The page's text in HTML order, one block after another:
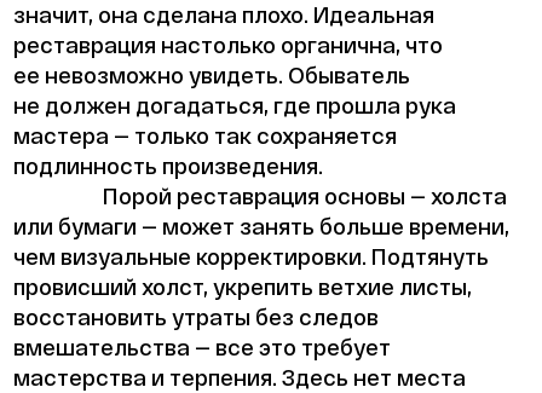
значит, она сделана плохо. Идеальная
реставрация настолько органична, что
ее невозможно увидеть. Обыватель
не должен догадаться, где прошла рука
мастера — только так сохраняется
подлинность произведения.
Порой реставрация основы — холста
или бумаги — может занять больше времени,
чем визуальные корректировки. Подтянуть
провисший холст, укрепить ветхие листы,
восстановить утраты без следов
вмешательства — все это требует
мастерства и терпения. Здесь нет места